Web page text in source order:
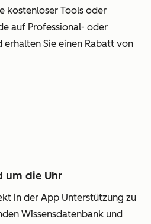
kostenloser Tools oder
auf Professional- oder
erhalten Sie einen Rabatt von
um die Uhr
in der App Unterstützung zu
Wissensdatenbank und